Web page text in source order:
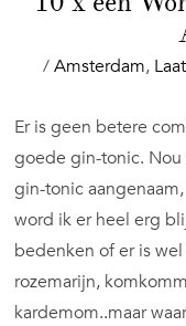
/Amsterdam,
Er is geen betere
goede gin-tonic.
gin-tonic
word ik er heel erg
bedenken of er is
rozemarijn,
kardemom..maar